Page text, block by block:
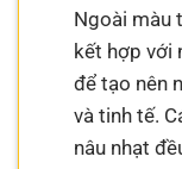
Ngoài màu
kết hợp với
để tạo nên
và tinh tế.
nâu nhạt